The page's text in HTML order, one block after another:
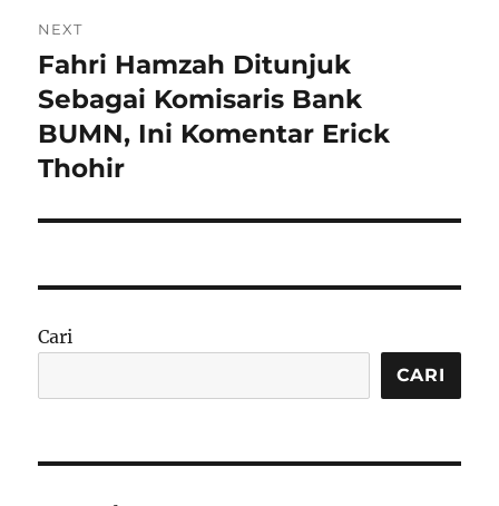
NEXT
Next
post:
Fahri Hamzah Ditunjuk
Sebagai Komisaris Bank
BUMN, Ini Komentar Erick
Thohir
Cari
CARI